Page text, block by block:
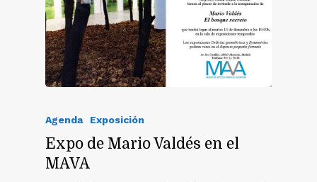
Agenda Exposición
Expo de Mario Valdés en el
MAVA